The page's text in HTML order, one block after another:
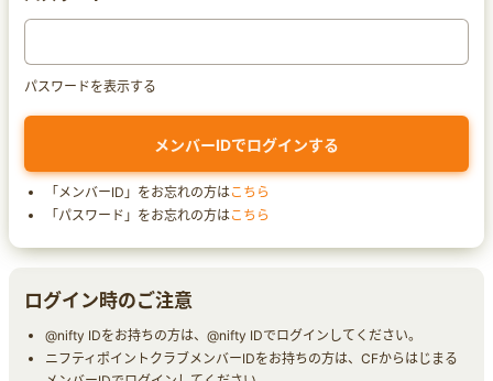
パスワードを表示する
「メンバーID」をお忘れの方はこちら
「パスワード」をお忘れの方はこちら
ログイン時のご注意
@nifty IDをお持ちの方は、@nifty IDでログインしてください。
ニフティポイントクラブメンバーIDをお持ちの方は、CFからはじまる